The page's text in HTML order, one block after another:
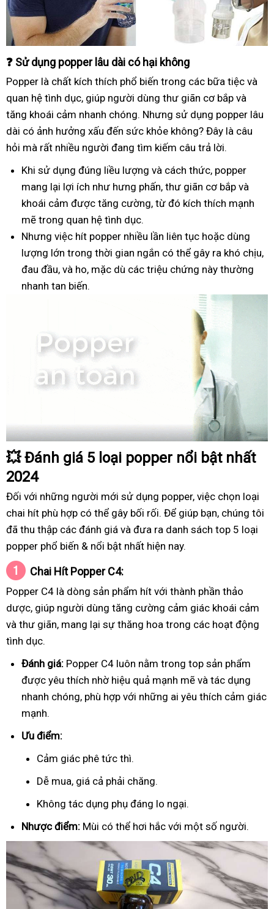
❓ Sử dụng popper lâu dài có hại không
Popper là chất kích thích phổ biến trong các bữa tiệc và
quan hệ tình dục, giúp người dùng thư giãn cơ bắp và
tăng khoái cảm nhanh chóng. Nhưng sử dụng popper lâu
dài có ảnh hưởng xấu đến sức khỏe không? Đây là câu
hỏi mà rất nhiều người đang tìm kiếm câu trả lời.
Khi sử dụng đúng liều lượng và cách thức, popper
mang lại lợi ích như hưng phấn, thư giãn cơ bắp và
khoái cảm được tăng cường, từ đó kích thích mạnh
mẽ trong quan hệ tình dục.
Nhưng việc hít popper nhiều lần liên tục hoặc dùng
lượng lớn trong thời gian ngắn có thể gây ra khó chịu,
đau đầu, và ho, mặc dù các triệu chứng này thường
nhanh tan biến.
💥Đánh giá 5 loại popper nổi bật nhất
2024
Đối với những người mới sử dụng popper, việc chọn loại
chai hít phù hợp có thể gây bối rối. Để giúp bạn, chúng tôi
đã thu thập các đánh giá và đưa ra danh sách top 5 loại
popper phổ biến & nổi bật nhất hiện nay.
Chai Hít Popper C4:
Popper C4 là dòng sản phẩm hít với thành phần thảo
dược, giúp người dùng tăng cường cảm giác khoái cảm
và thư giãn, mang lại sự thăng hoa trong các hoạt động
tình dục.
Đánh giá: Popper C4 luôn nằm trong top sản phẩm
được yêu thích nhờ hiệu quả mạnh mẽ và tác dụng
nhanh chóng, phù hợp với những ai yêu thích cảm giác
mạnh.
Ưu điểm:
Cảm giác phê tức thì.
Dễ mua, giá cả phải chăng.
Không tác dụng phụ đáng lo ngại.
Nhược điểm: Mùi có thể hơi hắc với một số người.